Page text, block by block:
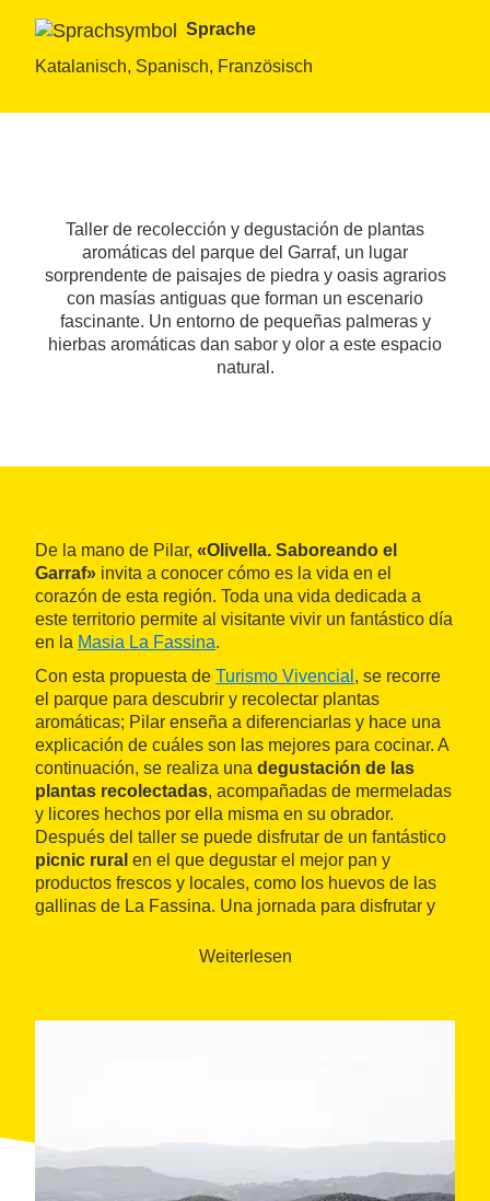
Sprache
Katalanisch, Spanisch, Französisch
Taller de recolección y degustación de plantas
aromáticas del parque del Garraf, un lugar
sorprendente de paisajes de piedra y oasis agrarios
con masías antiguas que forman un escenario
fascinante. Un entorno de pequeñas palmeras y
hierbas aromáticas dan sabor y olor a este espacio
natural.
De la mano de Pilar, «Olivella. Saboreando el
Garraf» invita a conocer cómo es la vida en el
corazón de esta región. Toda una vida dedicada a
este territorio permite al visitante vivir un fantástico día
en la Masia La Fassina.
Con esta propuesta de Turismo Vivencial , se recorre
el parque para descubrir y recolectar plantas
aromáticas; Pilar enseña a diferenciarlas y hace una
explicación de cuáles son las mejores para cocinar. A
continuación, se realiza una degustación de las
plantas recolectadas, acompañadas de mermeladas
y licores hechos por ella misma en su obrador.
Después del taller se puede disfrutar de un fantástico
picnic rural en el que degustar el mejor pan y
productos frescos y locales, como los huevos de las
gallinas de La Fassina. Una jornada para disfrutar y
Weiterlesen